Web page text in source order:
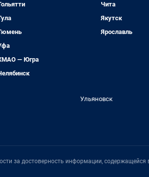
— Югра
Чита
Якутск
Ярославль
Ульяновск
за достоверность информации,